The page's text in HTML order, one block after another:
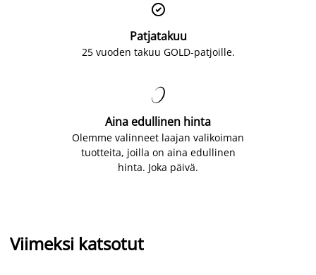

Patjatakuu
25 vuoden takuu GOLD-patjoille.

Aina edullinen hinta
Olemme valinneet laajan valikoiman
tuotteita, joilla on aina edullinen
hinta. Joka päivä.
Viimeksi katsotut